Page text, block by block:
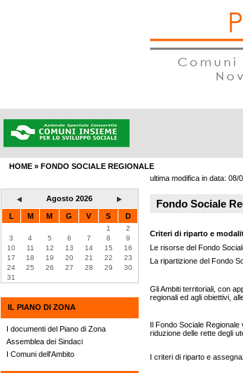
DISTRETTI|AMBITI SOCIALI|
HOME » FONDO SOCIALE REGIONALE
Agosto 2026
L M M G V S D
1
2
3
4 5 6 7 8
9
10
11 12 13 14 15
16
17
18 19 20 21 22
23
24
25 26 27 28 29
30
31
IL PIANO DI ZONA
I documenti del Piano di Zona
Assemblea dei Sindaci
I Comuni dell'Ambito
ultima modifica in data: 08/
Fondo Sociale
Criteri di riparto e
Le risorse del Fondo
La ripartizione del Fondo
Gli Ambiti territoriali, con
regionali ed agli obiettivi,
Il Fondo Sociale
riduzione delle rette degli
I criteri di riparto e